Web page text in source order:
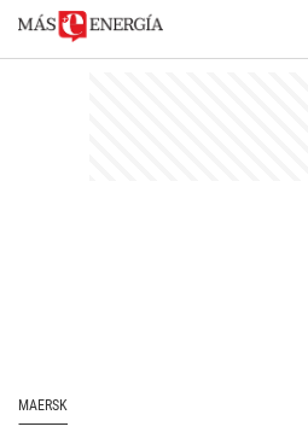
MAERSK